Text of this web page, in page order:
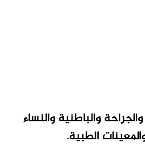
والباطنية والنساء
الطبية.